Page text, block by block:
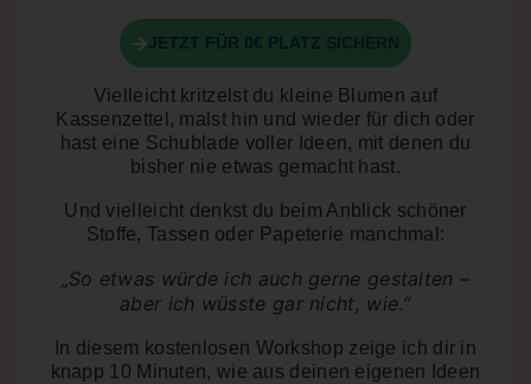
JETZT FÜR 0€ PLATZ SICHERN
Vielleicht kritzelst du kleine Blumen auf
Kassenzettel, malst hin und wieder für dich oder
hast eine Schublade voller Ideen, mit denen du
bisher nie etwas gemacht hast.
Und vielleicht denkst du beim Anblick schöner
Stoffe, Tassen oder Papeterie manchmal:
„So etwas würde ich auch gerne gestalten –
aber ich wüsste gar nicht, wie.“
In diesem kostenlosen Workshop zeige ich dir in
knapp 10 Minuten, wie aus deinen eigenen Ideen